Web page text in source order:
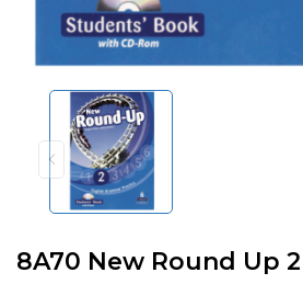
8A70 New Round Up 2